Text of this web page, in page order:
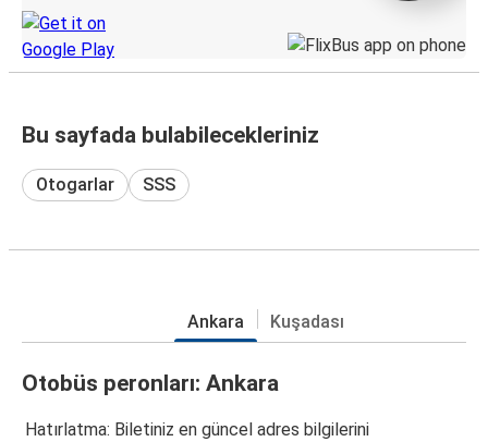
Bu sayfada bulabilecekleriniz
Otogarlar SSS
Ankara Kuşadası
Otobüs peronları: Ankara
Hatırlatma: Biletiniz en güncel adres bilgilerini